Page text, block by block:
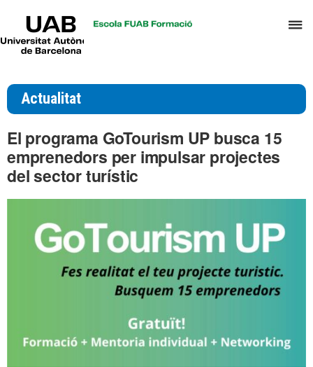
el
Universitat
Actualitat
El programa GoTourism UP busca 15
emprenedors per impulsar projectes
del sector turístic